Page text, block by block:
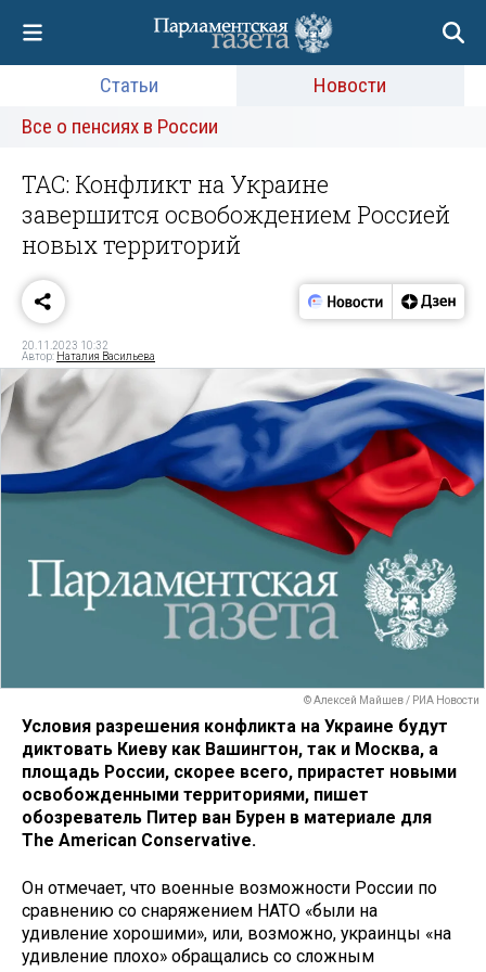
Статьи
Новости
Все о пенсиях в России
TAC: Конфликт на Украине
завершится освобождением Россией
новых территорий
20.11.2023 10:32
Автор: Наталия Васильева
© Алексей Майшев / РИА Новости
Условия разрешения конфликта на Украине будут
диктовать Киеву как Вашингтон, так и Москва, а
площадь России, скорее всего, прирастет новыми
освобожденными территориями, пишет
обозреватель Питер ван Бурен в материале для
The American Conservative.
Он отмечает, что военные возможности России по
сравнению со снаряжением НАТО «были на
удивление хорошими», или, возможно, украинцы «на
удивление плохо» обращались со сложным